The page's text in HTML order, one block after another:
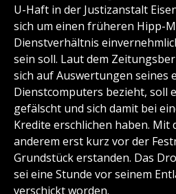
U-Haft in der Justizanstalt
sich um einen früheren Hipp-
Dienstverhältnis
sein soll. Laut dem
sich auf Auswertungen seines
Dienstcomputers bezieht, soll
gefälscht und sich damit bei
Kredite erschlichen haben. Mit
anderem erst kurz vor der
Grundstück erstanden. Das
sei eine Stunde vor seinem
verschickt worden.